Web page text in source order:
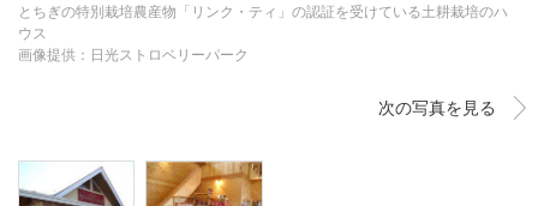
とちぎの特別栽培農産物「リンク・ティ」の認証を受けている土耕栽培のハ
ウス
画像提供：日光ストロベリーパーク
次の写真を見る